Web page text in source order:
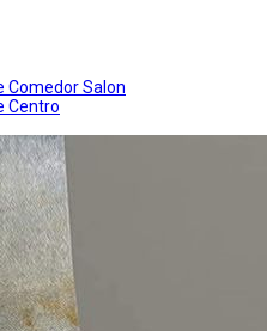
Comedor Salon
Centro